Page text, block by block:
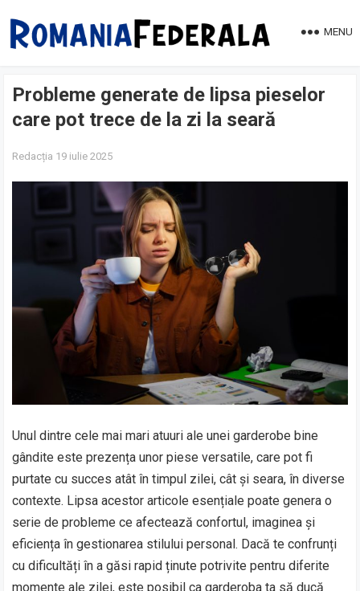
MENU
Probleme generate de lipsa pieselor
care pot trece de la zi la seară
Redacția 19 iulie 2025
Unul dintre cele mai mari atuuri ale unei garderobe bine
gândite este prezența unor piese versatile, care pot fi
purtate cu succes atât în timpul zilei, cât și seara, în diverse
contexte. Lipsa acestor articole esențiale poate genera o
serie de probleme ce afectează confortul, imaginea și
eficiența în gestionarea stilului personal. Dacă te confrunți
cu dificultăți în a găsi rapid ținute potrivite pentru diferite
momente ale zilei, este posibil ca garderoba ta să ducă